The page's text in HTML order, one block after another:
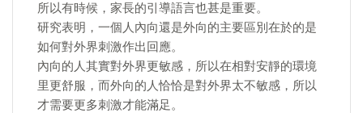
所以有時候，家長的引導語言也甚是重要。
研究表明，一個人內向還是外向的主要區別在於的是
如何對外界刺激作出回應。
內向的人其實對外界更敏感，所以在相對安靜的環境
里更舒服，而外向的人恰恰是對外界太不敏感，所以
才需要更多刺激才能滿足。